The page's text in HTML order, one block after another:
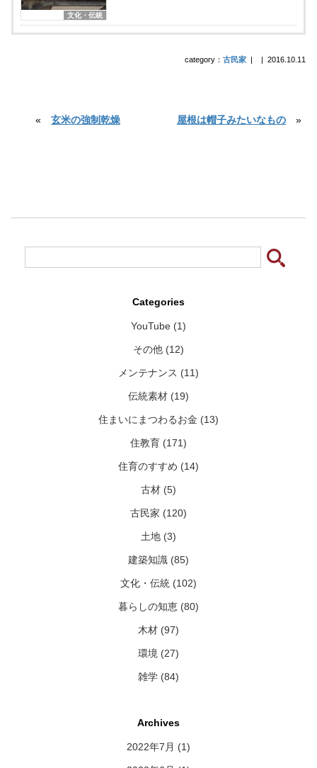
文化・伝統
category：古民家 | |2016.10.11
« 玄米の強制乾燥 屋根は帽子みたいなもの »
Categories
YouTube (1)
その他 (12)
メンテナンス (11)
伝統素材 (19)
住まいにまつわるお金 (13)
住教育 (171)
住育のすすめ (14)
古材 (5)
古民家 (120)
土地 (3)
建築知識 (85)
文化・伝統 (102)
暮らしの知恵 (80)
木材 (97)
環境 (27)
雑学 (84)
Archives
2022年7月 (1)